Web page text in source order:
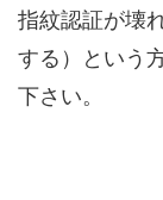
指紋認証が壊
する）という
下さい。